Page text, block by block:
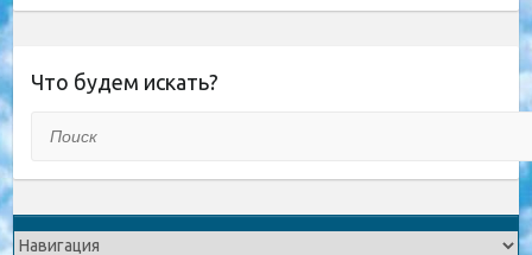
Что будем искать?